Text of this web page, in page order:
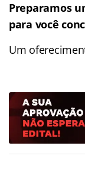
Preparamos
para você
Um